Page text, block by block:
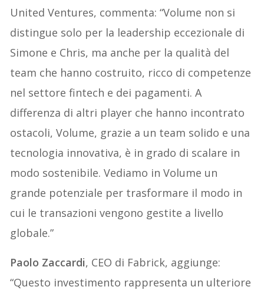
United Ventures, commenta: “Volume non si
distingue solo per la leadership eccezionale di
Simone e Chris, ma anche per la qualità del
team che hanno costruito, ricco di competenze
nel settore fintech e dei pagamenti. A
differenza di altri player che hanno incontrato
ostacoli, Volume, grazie a un team solido e una
tecnologia innovativa, è in grado di scalare in
modo sostenibile. Vediamo in Volume un
grande potenziale per trasformare il modo in
cui le transazioni vengono gestite a livello
globale.”
Paolo Zaccardi, CEO di Fabrick, aggiunge:
“Questo investimento rappresenta un ulteriore